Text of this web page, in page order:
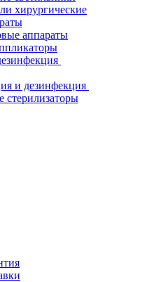
хирургические
аппараты
и дезинфекция
стерилизаторы